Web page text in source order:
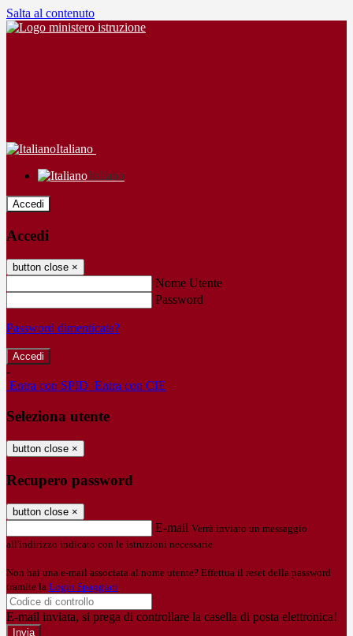
Salta al contenuto
Italiano
Italiano
Accedi
Accedi
button close ×
Nome Utente
Password
Password dimenticata?
-
Entra con SPID Entra con CIE
Seleziona utente
button close ×
Recupero password
button close ×
E-mail Verrà inviato un messaggio
all'indirizzo indicato con le istruzioni necessarie.
Non hai una e-mail associata al nome utente? Effettua il reset della password
tramite la Login Spaggiari
E-mail inviata, si prega di controllare la casella di posta elettronica!